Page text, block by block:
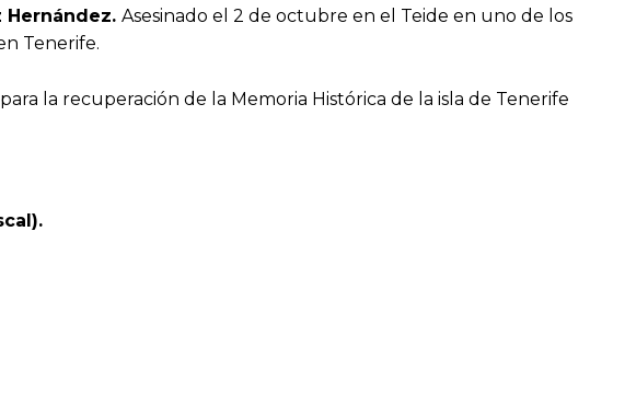
Hernández. Asesinado el 2 de octubre en el Teide en uno de los
Tenerife.
la recuperación de la Memoria Histórica de la isla de Tenerife